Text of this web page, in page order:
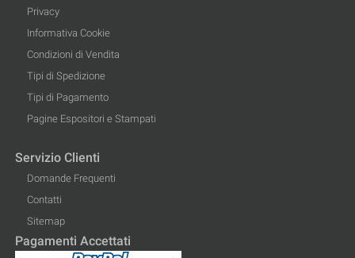
Privacy
Informativa Cookie
Condizioni di Vendita
Tipi di Spedizione
Tipi di Pagamento
Pagine Espositori e Stampati
Servizio Clienti
Domande Frequenti
Contatti
Sitemap
Pagamenti Accettati